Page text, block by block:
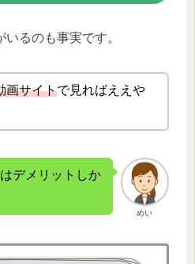
るのも事実です。
画サイトで見ればええや
めい
デメリットしか